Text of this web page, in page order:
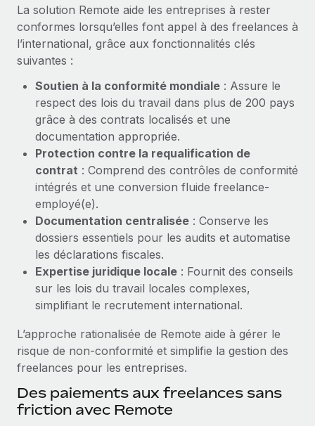
Gestion des appareils
Achetez et suivez vos équipements informatiques
dans le monde entier
Établissez des entités rapidement et en toute
conformité
Mobilité et déménagement international
Organisez facilement le déménagement de vos
employés
Avantages sociaux
Gérez facilement les avantages sociaux
En savoir plus
l’international, le recrutement sans changer de
plateforme
Impact Les clients BambooHR peuvent désormais
embaucher et gérer les employés internationaux...
En savoir plus
Gestion des freelances
Explorer le blog
BLOG
Mises à jour des produits de Remote :
Intégrations Gusto et Xero et Gestion des
freelances Plus
Remote a toujours pour mission d'aider les entreprises de
toute taille à embaucher, gérer et payer...
En savoir plus
Comment Phiture gère ses 55 employés
Phiture, un leader notable du conseil en matière de
croissance mobile internationale, encourage les...
En savoir plus
La solution Remote aide les entreprises à rester
conformes lorsqu’elles font appel à des freelances à
l’international, grâce aux fonctionnalités clés
suivantes :
Soutien à la conformité mondiale : Assure le
respect des lois du travail dans plus de 200 pays
grâce à des contrats localisés et une
documentation appropriée.
Protection contre la requalification de
contrat : Comprend des contrôles de conformité
intégrés et une conversion fluide freelance-
employé(e).
Documentation centralisée : Conserve les
dossiers essentiels pour les audits et automatise
les déclarations fiscales.
Expertise juridique locale : Fournit des conseils
sur les lois du travail locales complexes,
simplifiant le recrutement international.
L’approche rationalisée de Remote aide à gérer le
risque de non-conformité et simplifie la gestion des
freelances pour les entreprises.
Des paiements aux freelances sans
friction avec Remote